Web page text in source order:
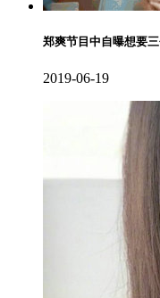
郑爽节目中自曝想要
2019-06-19